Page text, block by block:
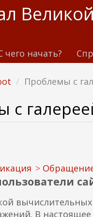
чего начать?
Проблемы с
с
В